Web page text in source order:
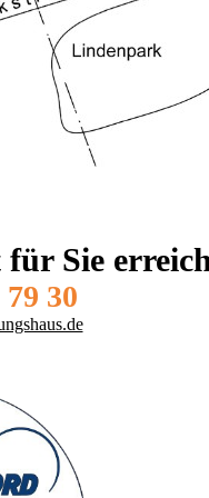
Sie
30